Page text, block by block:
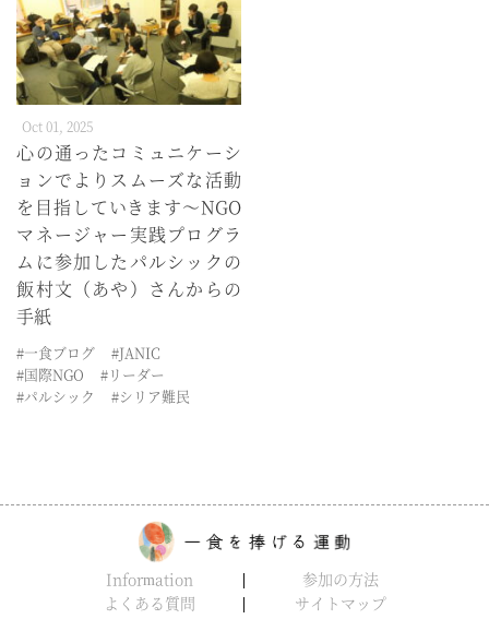
Oct 01, 2025
心の通ったコミュニケーシ
ョンでよりスムーズな活動
を目指していきます～NGO
マネージャー実践プログラ
ムに参加したパルシックの
飯村文（あや）さんからの
手紙
#一食ブログ
#JANIC
#国際NGO
#リーダー
#パルシック
#シリア難民
Information
参加の方法
よくある質問
サイトマップ